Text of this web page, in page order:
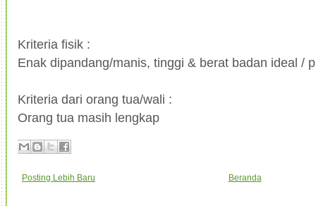
Kriteria fisik :
Enak dipandang/manis, tinggi & berat badan ideal /
Kriteria dari orang tua/wali :
Orang tua masih lengkap
Posting Lebih Baru Beranda